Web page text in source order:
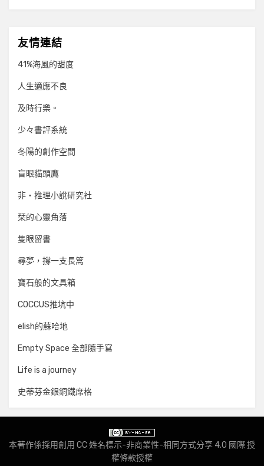
友情連結
41%海風的甜度
人生適應不良
及時行樂。
少々書評系統
冬陽的創作空間
盲眼貓頭鷹
非‧推理小說研究社
栞的心靈角落
隻眼留書
尋夢，撐一支長篙
寶石般的文具箱
COCCUS推坑中
elish的蘇哈地
Empty Space 全部隨手寫
Life is a journey
史蒂芬金銀銅鐵席格
本著作係採用創用 CC 姓名標示-非商業性-相同方式分享 4.0 國際 授
權條款授權